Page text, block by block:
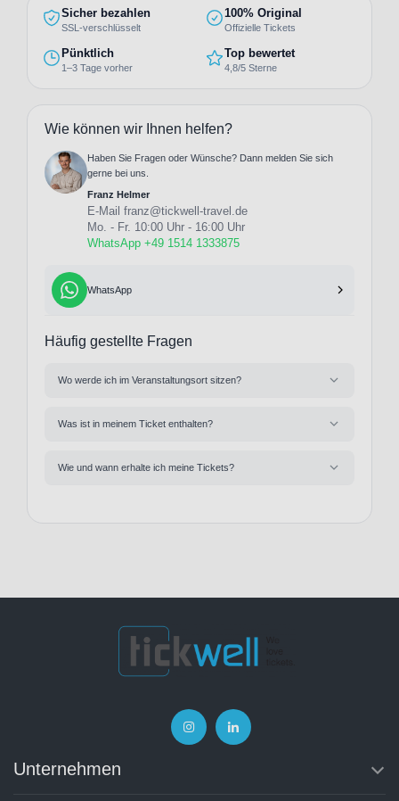
Sicher bezahlen
SSL-verschlüsselt
100% Original
Offizielle Tickets
Pünktlich
1–3 Tage vorher
Top bewertet
4,8/5 Sterne
Wie können wir Ihnen helfen?
Haben Sie Fragen oder Wünsche? Dann melden Sie sich
gerne bei uns.
Franz Helmer
E-Mail franz@tickwell-travel.de
Mo. - Fr. 10:00 Uhr - 16:00 Uhr
WhatsApp +49 1514 1333875
WhatsApp
Häufig gestellte Fragen
Wo werde ich im Veranstaltungsort sitzen?
Was ist in meinem Ticket enthalten?
Wie und wann erhalte ich meine Tickets?
Unternehmen